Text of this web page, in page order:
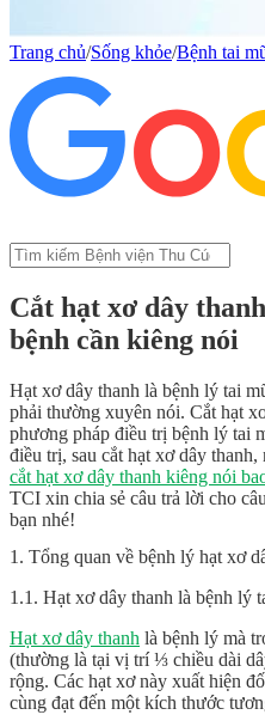
Trang chủ/Sống khỏe/Bệnh tai
Cắt hạt xơ dây
bệnh cần kiêng nói
Hạt xơ dây thanh là bệnh lý tai
phải thường xuyên nói. Cắt hạt
phương pháp điều trị bệnh lý tai
điều trị, sau cắt hạt xơ dây
cắt hạt xơ dây thanh kiêng nói
TCI xin chia sẻ câu trả lời cho
bạn nhé!
1. Tổng quan về bệnh lý hạt xơ
1.1. Hạt xơ dây thanh là bệnh lý
Hạt xơ dây thanh là bệnh lý mà
(thường là tại vị trí ⅓ chiều dài
rộng. Các hạt xơ này xuất hiện
cùng đạt đến một kích thước